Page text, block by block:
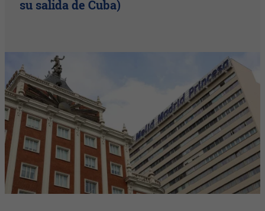
su salida de Cuba)